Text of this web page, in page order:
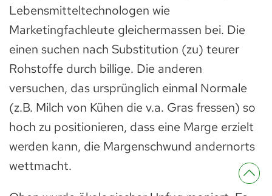
Lebensmitteltechnologen wie
Marketingfachleute gleichermassen bei. Die
einen suchen nach Substitution (zu) teurer
Rohstoffe durch billige. Die anderen
versuchen, das ursprünglich einmal Normale
(z.B. Milch von Kühen die v.a. Gras fressen) so
hoch zu positionieren, dass eine Marge erzielt
werden kann, die Margenschwund andernorts
wettmacht.